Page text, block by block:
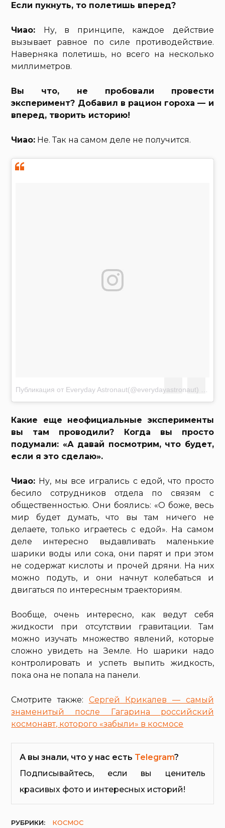
Если пукнуть, то полетишь вперед?
Чиао: Ну, в принципе, каждое действие
вызывает равное по силе противодействие.
Наверняка полетишь, но всего на несколько
миллиметров.
Вы что, не пробовали провести
эксперимент? Добавил в рацион гороха — и
вперед, творить историю!
Чиао: Не. Так на самом деле не получится.
Публикация от Everyday Astronaut(@everydayastronaut)
Какие еще неофициальные эксперименты
вы там проводили? Когда вы просто
подумали: «А давай посмотрим, что будет,
если я это сделаю».
Чиао: Ну, мы все игрались с едой, что просто
бесило сотрудников отдела по связям с
общественностью. Они боялись: «О боже, весь
мир будет думать, что вы там ничего не
делаете, только играетесь с едой». На самом
деле интересно выдавливать маленькие
шарики воды или сока, они парят и при этом
не содержат кислоты и прочей дряни. На них
можно подуть, и они начнут колебаться и
двигаться по интересным траекториям.
Вообще, очень интересно, как ведут себя
жидкости при отсутствии гравитации. Там
можно изучать множество явлений, которые
сложно увидеть на Земле. Но шарики надо
контролировать и успеть выпить жидкость,
пока она не попала на панели.
Смотрите также: Сергей Крикалев — самый
знаменитый после Гагарина российский
космонавт, которого «забыли» в космосе
А вы знали, что у нас есть Telegram?
Подписывайтесь, если вы ценитель
красивых фото и интересных историй!
РУБРИКИ: КОСМОС